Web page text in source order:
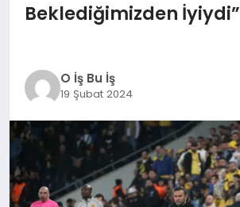
SPOR
Beklediğimizden İyiydi”
O İş Bu İş
19 Şubat 2024